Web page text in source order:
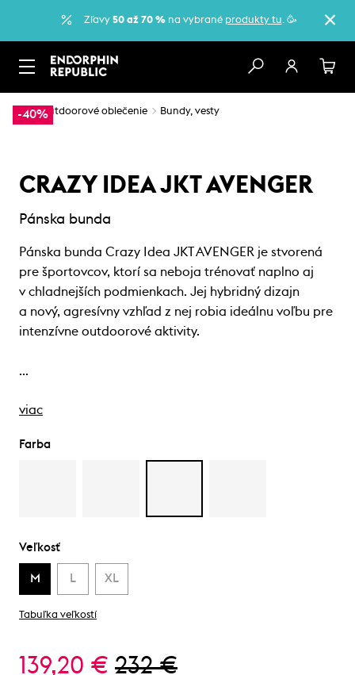
Zľavy 50 až 70 %na vybrané produkty tu. 🥳
-40%
… Outdoorové oblečenie Bundy, vesty
CRAZY IDEA JKT AVENGER
Pánska bunda
Pánska bunda Crazy Idea JKT AVENGER je stvorená
pre športovcov, ktorí sa neboja trénovať naplno aj
v chladnejších podmienkach. Jej hybridný dizajn
a nový, agresívny vzhľad z nej robia ideálnu voľbu pre
intenzívne outdoorové aktivity.
…
viac
Farba
Veľkosť
M L XL
Tabuľka veľkostí
139,20 € 232 €